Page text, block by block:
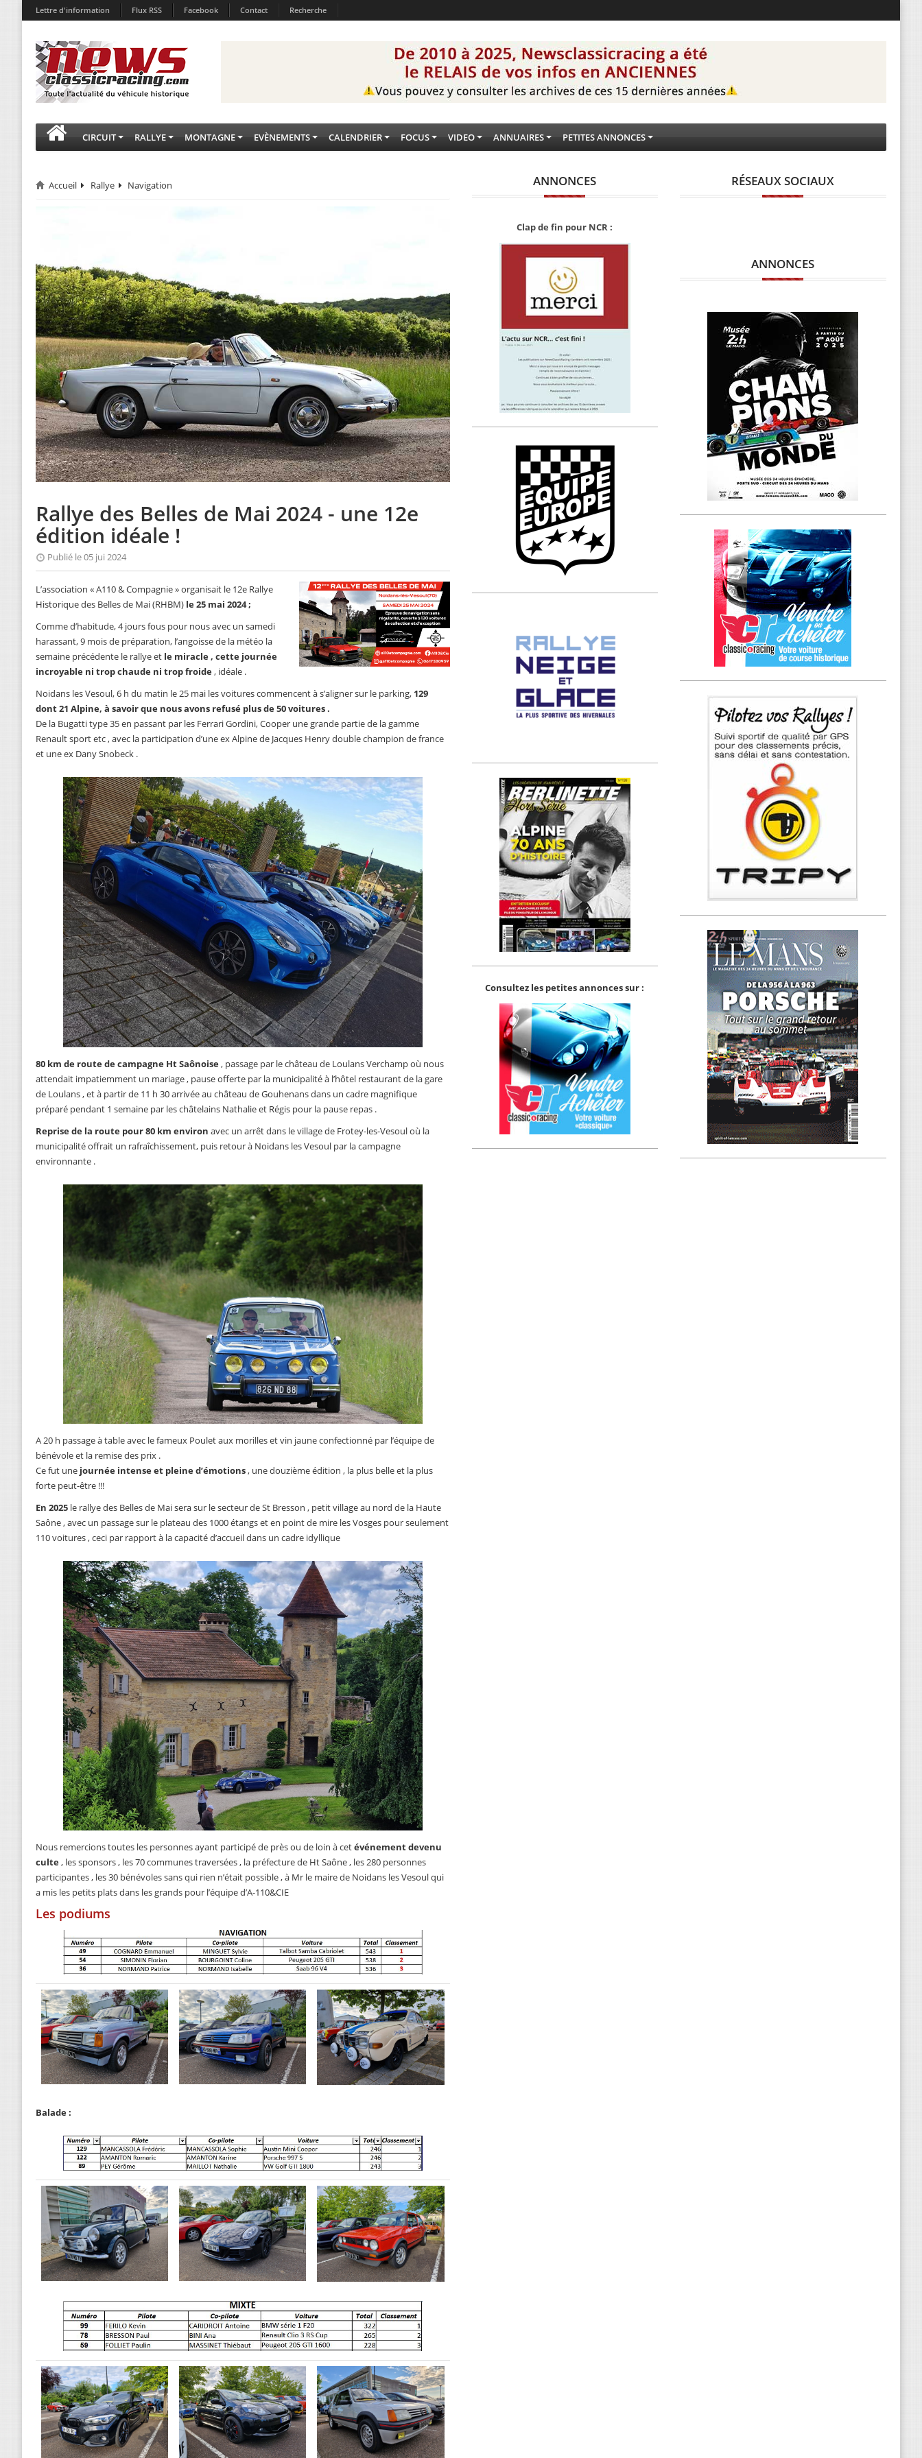
Lettre d'information Flux RSS Facebook Contact Recherche
CIRCUIT RALLYE MONTAGNE EVÈNEMENTS CALENDRIER FOCUS VIDEO ANNUAIRES PETITES ANNONCES
Accueil Rallye Navigation
Rallye des Belles de Mai 2024 - une 12e
édition idéale !
Publié le 05 jui 2024
L’association « A110 & Compagnie » organisait le 12e Rallye
Historique des Belles de Mai (RHBM) le 25 mai 2024 ;
Comme d’habitude, 4 jours fous pour nous avec un samedi
harassant, 9 mois de préparation, l’angoisse de la météo la
semaine précédente le rallye et le miracle , cette journée
incroyable ni trop chaude ni trop froide, idéale .
Noidans les Vesoul, 6 h du matin le 25 mai les voitures commencent à s’aligner sur le parking, 129
dont 21 Alpine, à savoir que nous avons refusé plus de 50 voitures .
De la Bugatti type 35 en passant par les Ferrari Gordini, Cooper une grande partie de la gamme
Renault sport etc , avec la participation d’une ex Alpine de Jacques Henry double champion de france
et une ex Dany Snobeck .
80 km de route de campagne Ht Saônoise , passage par le château de Loulans Verchamp où nous
attendait impatiemment un mariage , pause offerte par la municipalité à l’hôtel restaurant de la gare
de Loulans , et à partir de 11 h 30 arrivée au château de Gouhenans dans un cadre magnifique
préparé pendant 1 semaine par les châtelains Nathalie et Régis pour la pause repas .
Reprise de la route pour 80 km environ avec un arrêt dans le village de Frotey-les-Vesoul où la
municipalité offrait un rafraîchissement, puis retour à Noidans les Vesoul par la campagne
environnante .
A 20 h passage à table avec le fameux Poulet aux morilles et vin jaune confectionné par l’équipe de
bénévole et la remise des prix .
Ce fut une journée intense et pleine d’émotions, une douzième édition , la plus belle et la plus
forte peut-être !!!
En 2025 le rallye des Belles de Mai sera sur le secteur de St Bresson , petit village au nord de la Haute
Saône , avec un passage sur le plateau des 1000 étangs et en point de mire les Vosges pour seulement
110 voitures , ceci par rapport à la capacité d’accueil dans un cadre idyllique
Nous remercions toutes les personnes ayant participé de près ou de loin à cetévénement devenu
culte, les sponsors , les 70 communes traversées , la préfecture de Ht Saône , les 280 personnes
participantes , les 30 bénévoles sans qui rien n’était possible , à Mr le maire de Noidans les Vesoul qui
a mis les petits plats dans les grands pour l’équipe d’A-110&CIE
Les podiums
Balade :
ANNONCES
Clap de fin pour NCR :
Consultez les petites annonces sur :
RÉSEAUX SOCIAUX
ANNONCES